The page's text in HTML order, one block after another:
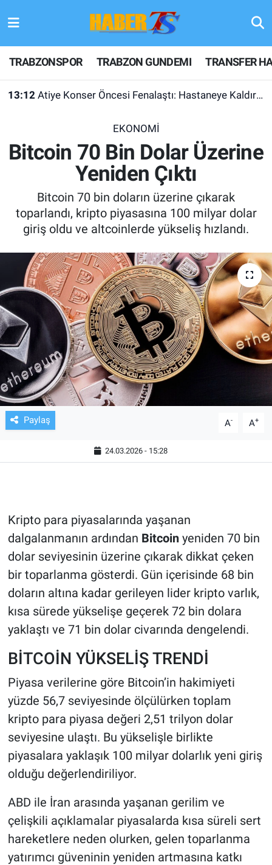
TRABZONSPOR TRABZON GUNDEMI TRANSFER
13:12 Atiye Konser Öncesi Fenalaştı: Hastaneye Kaldırıldı
EKONOMİ
Bitcoin 70 Bin Dolar Üzerine
Yeniden Çıktı
Bitcoin 70 bin doların üzerine çıkarak
toparlandı, kripto piyasasına 100 milyar dolar
giriş oldu ve altcoinlerde yükseliş hızlandı.
Paylaş A- A+
24.03.2026 - 15:28
Kripto para piyasalarında yaşanan
dalgalanmanın ardından Bitcoinyeniden 70 bin
dolar seviyesinin üzerine çıkarak dikkat çeken
bir toparlanma gösterdi. Gün içerisinde 68 bin
doların altına kadar gerileyen lider kripto varlık,
kısa sürede yükselişe geçerek 72 bin dolara
yaklaştı ve 71 bin dolar civarında dengelendi.
BİTCOİN YÜKSELİŞ TRENDİ
Piyasa verilerine göre Bitcoin’in hakimiyeti
yüzde 56,7 seviyesinde ölçülürken toplam
kripto para piyasa değeri 2,51 trilyon dolar
seviyesine ulaştı. Bu yükselişle birlikte
piyasalara yaklaşık 100 milyar dolarlık yeni giriş
olduğu değerlendiriliyor.
ABD ile İran arasında yaşanan gerilim ve
çelişkili açıklamalar piyasalarda kısa süreli sert
hareketlere neden olurken, gelen toparlanma
yatırımcı güveninin yeniden artmasına katkı
TRABZONSPOR
TRABZON GUNDEMI
KULİS MEYDANI
1461 TRABZON
FUTBOL
ALT LIGLER
TV VE SİNEMA
BASKETBOL
SAĞLIK
GENEL
KÜLTÜR SANAT
ÇEVRE
HABERDE İNSAN
POLİTİKA
SPOR
MAGAZİN
Bilim, Teknoloji
Hava Durumu
Trafik Durumu
Son Dakika Haberleri
Haber Arşivi